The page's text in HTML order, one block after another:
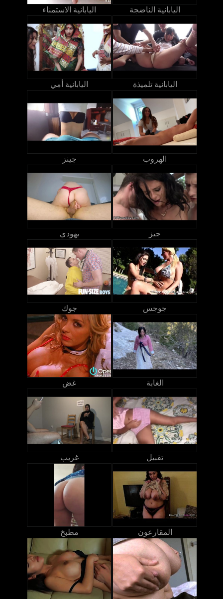
اليابانية الاستمناء اليابانية الناضجة
اليابانية أمي اليابانية تلميذة
جينز الهروب
يهودي جيز
جوك جوجس
غض الغابة
غريب تقبيل
مطبخ المقارعون